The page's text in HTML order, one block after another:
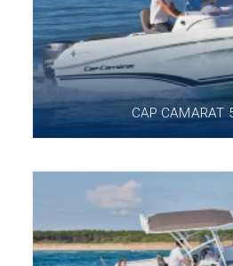
CAP CAMARAT